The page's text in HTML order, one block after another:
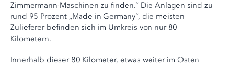
Zimmermann-Maschinen zu finden.“ Die Anlagen sind zu
rund 95 Prozent „Made in Germany“, die meisten
Zulieferer befinden sich im Umkreis von nur 80
Kilometern.
Innerhalb dieser 80 Kilometer, etwas weiter im Osten